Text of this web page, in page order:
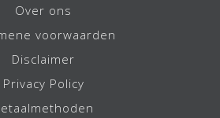
Over ons
voorwaarden
Disclaimer
Privacy Policy